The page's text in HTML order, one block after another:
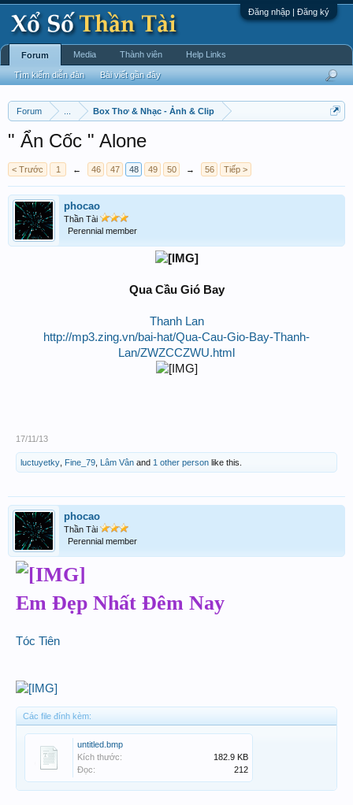
Đăng nhập | Đăng ký
Forum Box Thơ & Nhạc - Ảnh & Clip
" Ẩn Cốc " Alone
< Trước 1 ← 46 47 48 49 50 → 56 Tiếp >
phocao
Thần Tài
Perennial member
Qua Cầu Gió Bay
Thanh Lan
http://mp3.zing.vn/bai-hat/Qua-Cau-Gio-Bay-Thanh-
Lan/ZWZCCZWU.html
17/11/13
luctuyetky Fine_79 Lâm Vân and 1 other person like this.
phocao
Thần Tài
Perennial member
Em Đẹp Nhất Đêm Nay
Tóc Tiên
Các file đính kèm:
untitled.bmp
Kích thước:
182.9 KB
Đọc:
212
Forum
Tìm kiếm diễn đàn Bài viết gần đây
Media Thành viên Help Links